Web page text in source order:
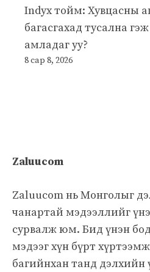
Indyx тойм: Хувцасны
багасгахад тусална
амладаг уу?
8 сар 8, 2026
Zaluucom
Zaluucom нь Монголыг
чанартай мэдээллийг
сурвалж юм. Бид үнэн
мэдээг хүн бүрт
багийнхан танд дэлхийн